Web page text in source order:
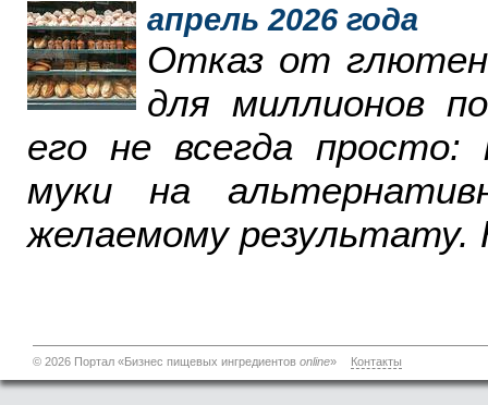
апрель 2026 года
Отказ от
для миллионов
его не всегда просто:
муки на
желаемому результату.
© 2026 Портал «Бизнес пищевых ингредиентов online» Контакты